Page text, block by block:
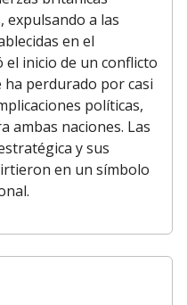
expulsando a las
en el
inicio de un conflicto
perdurado por casi
políticas,
ambas naciones. Las
y sus
en un símbolo